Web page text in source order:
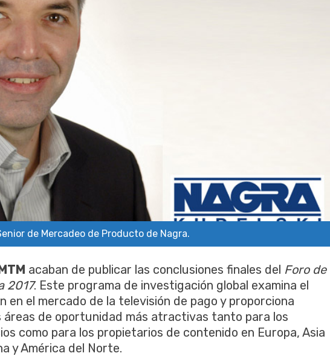
de Mercadeo de Producto de Nagra.
acaban de publicar las conclusiones finales del Foro de
2017. Este programa de investigación global examina el
en el mercado de la televisión de pago y proporciona
áreas de oportunidad más atractivas tanto para los
como para los propietarios de contenido en Europa, Asia
y América del Norte.